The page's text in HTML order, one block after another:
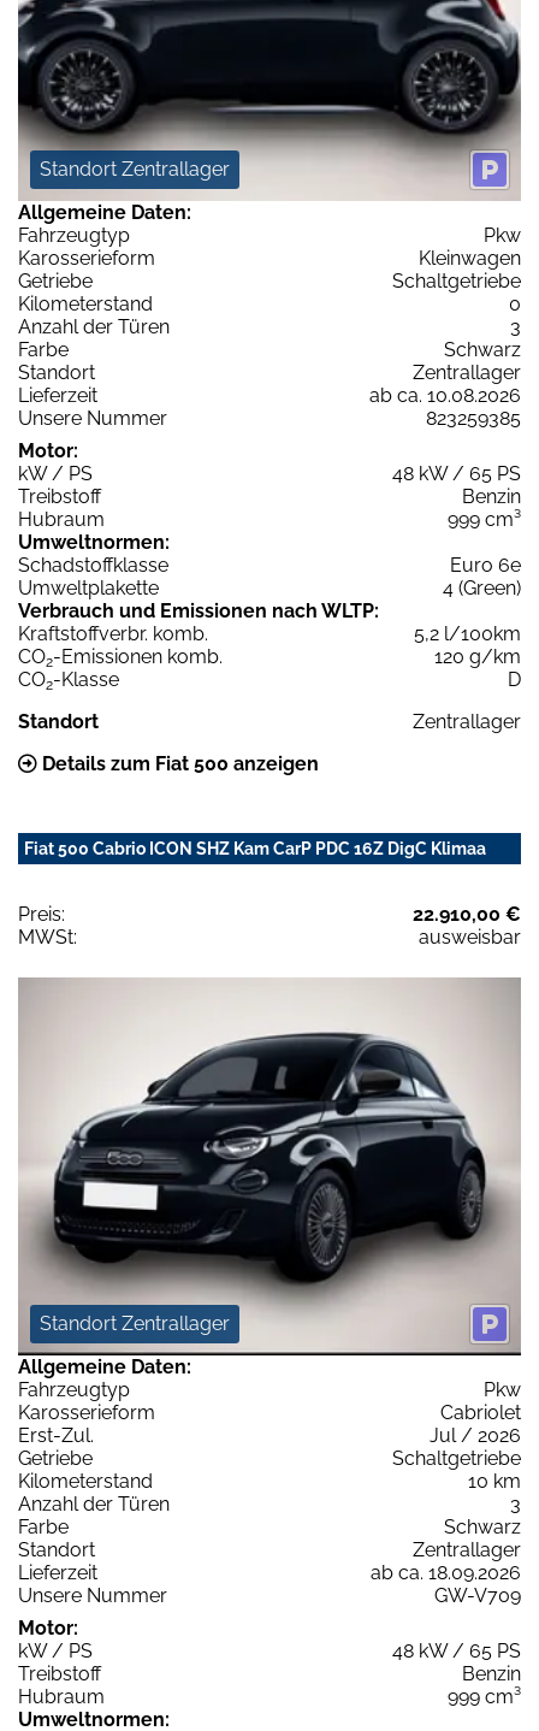
Standort Zentrallager
Allgemeine Daten:
Fahrzeugtyp
Pkw
Karosserieform
Kleinwagen
Getriebe
Schaltgetriebe
Kilometerstand
0
Anzahl der Türen
3
Farbe
Schwarz
Standort
Zentrallager
Lieferzeit
ab ca. 10.08.2026
Unsere Nummer
823259385
Motor:
kW / PS
48 kW / 65 PS
Treibstoff
Benzin
Hubraum
999 cm³
Umweltnormen:
Schadstoffklasse
Euro 6e
Umweltplakette
4 (Green)
Verbrauch und Emissionen nach WLTP:
Kraftstoffverbr. komb.
5,2 l/100km
CO2-Emissionen komb.
120 g/km
CO2-Klasse
D
Standort
Zentrallager
Details zum Fiat 500 anzeigen
Fiat 500 Cabrio ICON SHZ Kam CarP PDC 16Z DigC Klimaa
Preis:
22.910,00 €
MWSt:
ausweisbar
Standort Zentrallager
Allgemeine Daten:
Fahrzeugtyp
Pkw
Karosserieform
Cabriolet
Erst-Zul.
Jul / 2026
Getriebe
Schaltgetriebe
Kilometerstand
10 km
Anzahl der Türen
3
Farbe
Schwarz
Standort
Zentrallager
Lieferzeit
ab ca. 18.09.2026
Unsere Nummer
GW-V709
Motor:
kW / PS
48 kW / 65 PS
Treibstoff
Benzin
Hubraum
999 cm³
Umweltnormen: